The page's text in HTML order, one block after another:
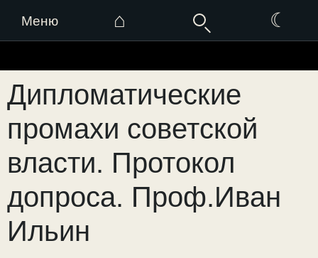
Меню ⌂ ☾
к
содержимому
Дипломатические
промахи советской
власти. Протокол
допроса. Проф.Иван
Ильин